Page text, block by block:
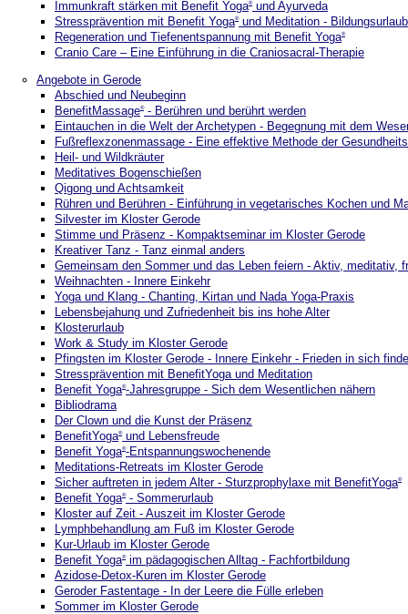
Immunkraft stärken mit Benefit Yoga®und Ayurveda
Stressprävention mit Benefit Yoga®und Meditation - Bildungsurlaub
Regeneration und Tiefenentspannung mit Benefit Yoga®
Cranio Care – Eine Einführung in die Craniosacral-Therapie
Angebote in Gerode
Abschied und Neubeginn
BenefitMassage®- Berühren und berührt werden
Eintauchen in die Welt der Archetypen - Begegnung mit dem
Fußreflexzonenmassage - Eine effektive Methode der
Heil- und Wildkräuter
Meditatives Bogenschießen
Qigong und Achtsamkeit
Rühren und Berühren - Einführung in vegetarisches Kochen und
Silvester im Kloster Gerode
Stimme und Präsenz - Kompaktseminar im Kloster Gerode
Kreativer Tanz - Tanz einmal anders
Gemeinsam den Sommer und das Leben feiern - Aktiv, meditativ,
Weihnachten - Innere Einkehr
Yoga und Klang - Chanting, Kirtan und Nada Yoga-Praxis
Lebensbejahung und Zufriedenheit bis ins hohe Alter
Klosterurlaub
Work & Study im Kloster Gerode
Pfingsten im Kloster Gerode - Innere Einkehr - Frieden in sich
Stressprävention mit BenefitYoga und Meditation
Benefit Yoga®-Jahresgruppe - Sich dem Wesentlichen nähern
Bibliodrama
Der Clown und die Kunst der Präsenz
BenefitYoga®und Lebensfreude
Benefit Yoga®-Entspannungswochenende
Meditations-Retreats im Kloster Gerode
Sicher auftreten in jedem Alter - Sturzprophylaxe mit BenefitYoga®
Benefit Yoga®- Sommerurlaub
Kloster auf Zeit - Auszeit im Kloster Gerode
Lymphbehandlung am Fuß im Kloster Gerode
Kur-Urlaub im Kloster Gerode
Benefit Yoga®im pädagogischen Alltag - Fachfortbildung
Azidose-Detox-Kuren im Kloster Gerode
Geroder Fastentage - In der Leere die Fülle erleben
Sommer im Kloster Gerode